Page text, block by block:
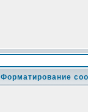
Форматирование